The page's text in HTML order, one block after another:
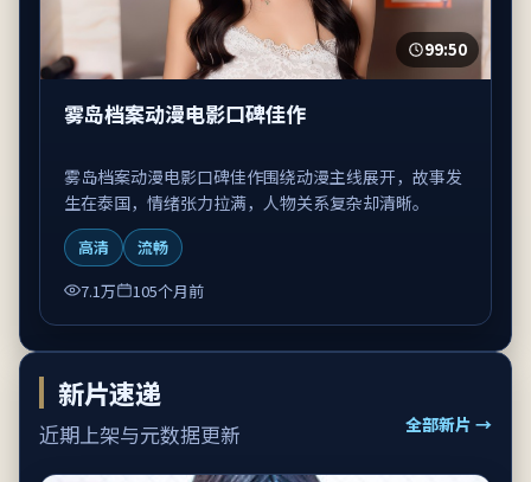
99:50
雾岛档案动漫电影口碑佳作
雾岛档案动漫电影口碑佳作围绕动漫主线展开，故事发
生在泰国，情绪张力拉满，人物关系复杂却清晰。
高清
流畅
7.1万
105个月前
新片速递
近期上架与元数据更新 全部新片 →